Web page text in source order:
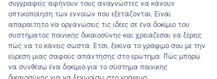
συγγραφείς αφήνουν τους αναγνώστες να κάνουν
οπτικοποίηση των εννοιών που εξετάζονται. Είναι
απαραίτητο να οργανώσεις τις ιδέες σε ένα δοκίμιο του
συστήματος ποινικής δικαιοσύνης και χρειάζεσαι να ξέρεις
πώς να το κάνεις σωστά. Έτσι, ξεκίνα το γράψιμο σου με την
εύρεση μιας σαφούς απάντησης στο ερώτημα: Πώς μπορώ
να συνθέσω ένα δοκίμιο για το σύστημα ποινικής